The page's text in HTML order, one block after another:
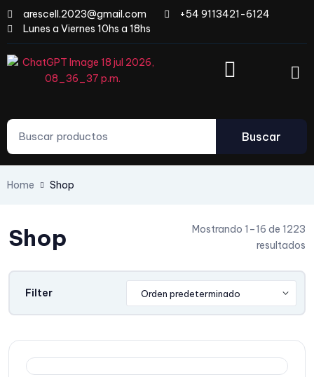
arescell.2023@gmail.com
+54 9113421-6124
Lunes a Viernes 10hs a 18hs
Buscar
Home Shop
Shop
Mostrando 1–16 de 1223
resultados
Filter